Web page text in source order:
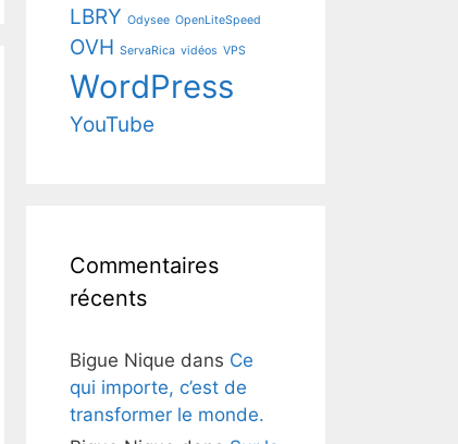
LBRY Odysee OpenLiteSpeed
OVH ServaRica vidéos VPS
WordPress
YouTube
Commentaires
récents
Bigue Nique dans Ce
qui importe, c’est de
transformer le monde.